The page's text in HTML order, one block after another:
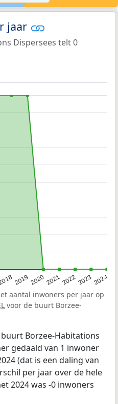
jaar
Dispersees telt 0
2019 20202021202220232024
aantal inwoners per jaar op
voor de buurt Borzee-
Borzee-Habitations
gedaald van 1 inwoner
(dat is een daling van
per jaar over de hele
2024 was -0 inwoners